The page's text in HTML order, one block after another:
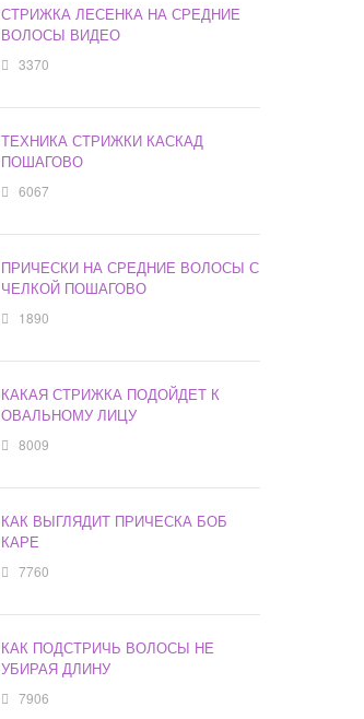
СТРИЖКА ЛЕСЕНКА НА СРЕДНИЕ
ВОЛОСЫ ВИДЕО
3370
ТЕХНИКА СТРИЖКИ КАСКАД
ПОШАГОВО
6067
ПРИЧЕСКИ НА СРЕДНИЕ ВОЛОСЫ С
ЧЕЛКОЙ ПОШАГОВО
1890
КАКАЯ СТРИЖКА ПОДОЙДЕТ К
ОВАЛЬНОМУ ЛИЦУ
8009
КАК ВЫГЛЯДИТ ПРИЧЕСКА БОБ
КАРЕ
7760
КАК ПОДСТРИЧЬ ВОЛОСЫ НЕ
УБИРАЯ ДЛИНУ
7906